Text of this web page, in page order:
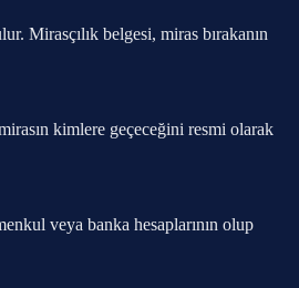
Mirasçılık belgesi, miras bırakanın
kimlere geçeceğini resmi olarak
veya banka hesaplarının olup